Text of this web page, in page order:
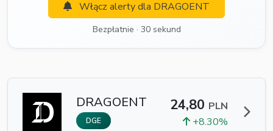
Włącz alerty dla DRAGOENT
Bezpłatnie · 30 sekund
DRAGOENT
DGE
24,80 PLN
+8.30%